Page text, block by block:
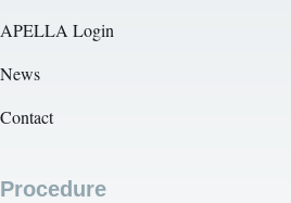
APELLA Login
News
Contact
Procedure